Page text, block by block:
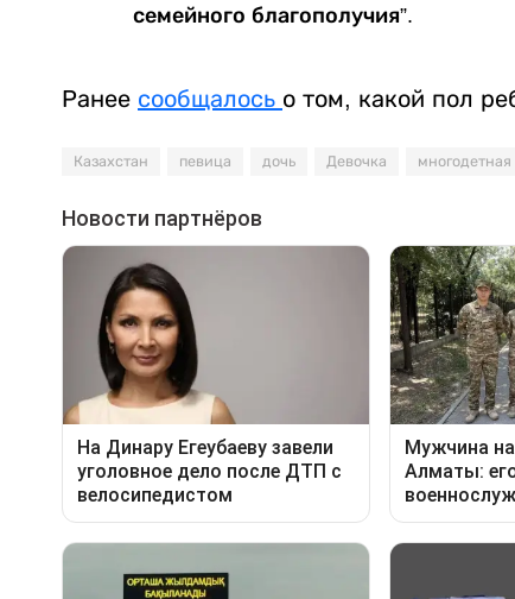
семейного благополучия”.
Ранее сообщалось о том, какой пол
Казахстан певица дочь Девочка многодетная